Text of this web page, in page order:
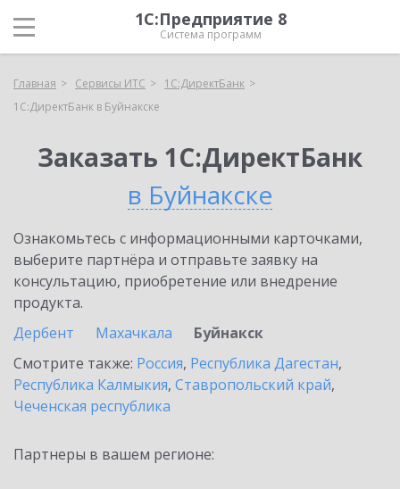
1С:Предприятие 8
Система программ
Главная Сервисы ИТС
1С:ДиректБанк
1С:ДиректБанк в Буйнакске
Заказать 1С:ДиректБанк
в Буйнакске
Ознакомьтесь с информационными карточками,
выберите партнёра и отправьте заявку на
консультацию, приобретение или внедрение
продукта.
Дербент
Махачкала
Буйнакск
Смотрите также: Россия, Республика Дагестан,
Республика Калмыкия, Ставропольский край,
Чеченская республика
Партнеры в вашем регионе: